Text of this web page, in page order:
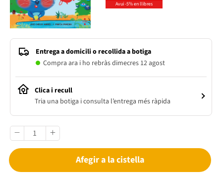
Avui -5% en llibres
Entrega a domicili o recollida a botiga
Compra ara i ho rebràs dimecres 12 agost
Clica i recull
Tria una botiga i consulta l’entrega més ràpida
Afegir a la cistella